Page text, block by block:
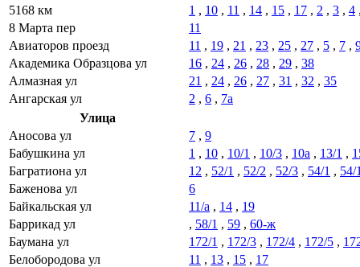
5168 км
1 , 10 , 11 , 14 , 15 , 17 , 2 , 3 , 4
8 Марта пер
11
Авиаторов проезд
11 , 19 , 21 , 23 , 25 , 27 , 5 , 7 ,
Академика Образцова ул
16 , 24 , 26 , 28 , 29 , 38
Алмазная ул
21 , 24 , 26 , 27 , 31 , 32 , 35
Ангарская ул
2 , 6 , 7а
Улица
Аносова ул
7 , 9
Бабушкина ул
1 , 10 , 10/1 , 10/3 , 10а , 13/1 ,
Багратиона ул
12 , 52/1 , 52/2 , 52/3 , 54/1 , 54/
Баженова ул
6
Байкальская ул
11/а , 14 , 19
Баррикад ул
, 58/1 , 59 , 60-ж
Баумана ул
172/1 , 172/3 , 172/4 , 172/5 ,
Белобородова ул
11 , 13 , 15 , 17